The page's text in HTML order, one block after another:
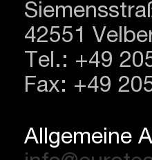
42551
Tel.: +49
Fax: +49
Allgemeine